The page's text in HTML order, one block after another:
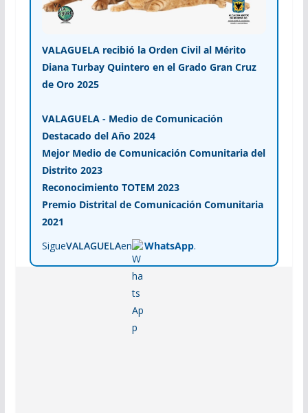
VALAGUELA recibió la Orden Civil al Mérito
Diana Turbay Quintero en el Grado Gran Cruz
de Oro 2025
VALAGUELA - Medio de Comunicación
Destacado del Año 2024
Mejor Medio de Comunicación Comunitaria del
Distrito 2023
Reconocimiento TOTEM 2023
Premio Distrital de Comunicación Comunitaria
2021
SigueVALAGUELAen WhatsApp.